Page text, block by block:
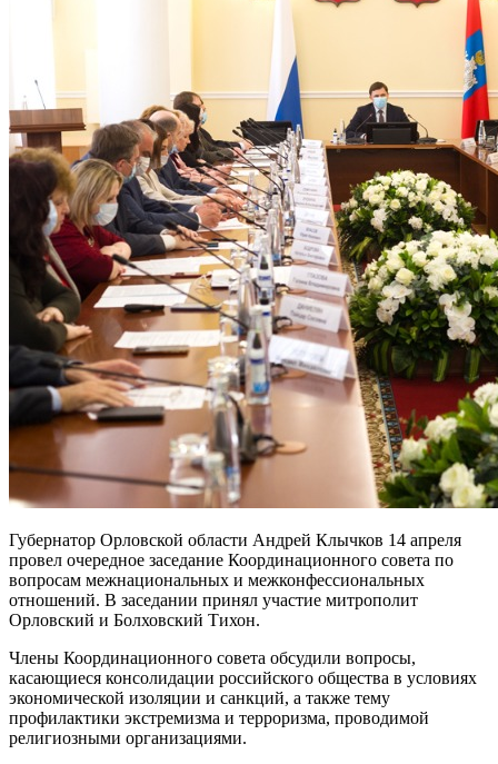
Губернатор Орловской области Андрей Клычков 14 апреля
провел очередное заседание Координационного совета по
вопросам межнациональных и межконфессиональных
отношений. В заседании принял участие митрополит
Орловский и Болховский Тихон.
Члены Координационного совета обсудили вопросы,
касающиеся консолидации российского общества в условиях
экономической изоляции и санкций, а также тему
профилактики экстремизма и терроризма, проводимой
религиозными организациями.